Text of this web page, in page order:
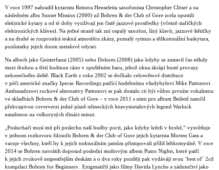
V roce 1997 nahradil kytaristu Reinera Henseleita saxofonista Christopher Clöser a na
následném albu Sunset Mission (2000) už Bohren & der Club of Gore zcela opustili
elektrické kytary a od té doby využívají jen čistě jazzové prostředky (včetně stařičkých
elektronických kláves). Na jedné straně tak zní ospalý saxofon, líný klavír, jazzové štětičky
a na druhé se rozprostírá teskná atmosféra zkázy, pomalý rytmus a těžkotonážní baskytara,
pozůstatky jejich doom metalové odysei.
Na albech jako Geisterfaust (2005) nebo Dolores (2008) jako kdyby se zastavil čas někdy
mezi druhou a třetí hodinou ráno v opuštěném baru, jehož okna skrápí husté provazy
nekonečného deště. Black Earth z roku 2002 se dočkalo celosvětové distribuce
v péči americké značky Ipecac Recordings patřící hudebnímu všudybylovi Mike Pattonovi.
Ambasadorovi rockové alternativy Pattonovi se pak dostalo cti být vůbec prvním vokalistou
ve skladbách Bohren & der Club of Gore – v roce 2011 s nimi pro album Beileid natočil
překvapivou coververzi jedné písně německých heavymetalových legend Warlock
nataženou na velkorysých třináct minut.
„Posluchači musí mít při poslechu naší hudby pocit, jako kdyby leželi v hrobě,“ vysvětluje
v jednom rozhovoru filosofii Bohren & der Club of Gore jejich kytarista Morten Gass a
varuje všechny, kteří by k jejich nokturálním jamům přistupovali příliš lehkomyslně. V roce
2014 se Bohren navrátili doposud poslední studiovým albem Piano Nights, které patří
k jejich zvukově nejpestřejším deskám a o dva roky později pak vydávájí svou ´best of´ 2cd
kompilaci Bohren for Beginners . Enigmatičtí jako filmy Davida Lynche a zádumčiví jako